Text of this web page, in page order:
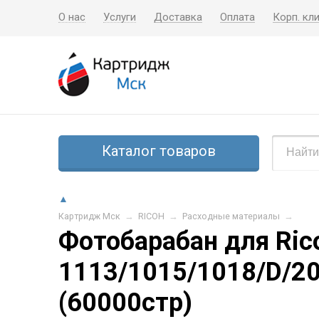
О нас Услуги Доставка Оплата Корп.
Каталог товаров
▲
Картридж Мск → RICOH → Расходные материалы →
Фотобарабан для
1113/1015/1018/D/
(60000стр)